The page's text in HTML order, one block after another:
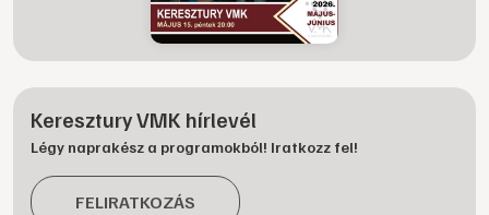
Keresztury VMK hírlevél
Légy naprakész a programokból! Iratkozz fel!
FELIRATKOZÁS